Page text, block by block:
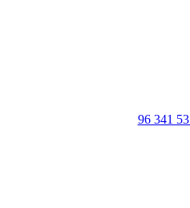
96 341